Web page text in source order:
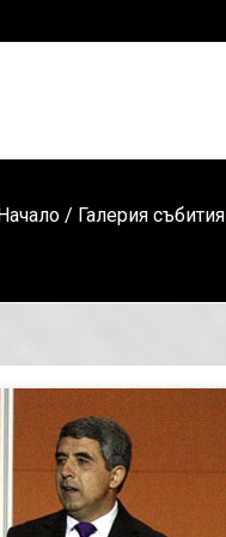
/ Галерия събития